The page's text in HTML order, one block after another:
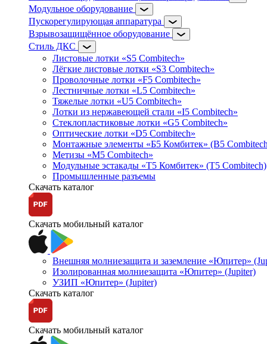
Модульное оборудование
Пускорегулирующая аппаратура
Взрывозащищённое оборудование
Стиль ДКС
Листовые лотки «S5 Combitech»
Лёгкие листовые лотки «S3 Combitech»
Проволочные лотки «F5 Combitech»
Лестничные лотки «L5 Combitech»
Тяжелые лотки «U5 Combitech»
Лотки из нержавеющей стали «I5 Combitech»
Стеклопластиковые лотки «G5 Combitech»
Оптические лотки «D5 Combitech»
Монтажные элементы «Б5 Комбитек» (B5
Метизы «M5 Combitech»
Модульные эстакады «Т5 Комбитек» (T5 Combitech)
Промышленные разъемы
Скачать каталог
Скачать мобильный каталог
Внешняя молниезащита и заземление «Юпитер»
Изолированная молниезащита «Юпитер» (Jupiter)
УЗИП «Юпитер» (Jupiter)
Скачать каталог
Скачать мобильный каталог